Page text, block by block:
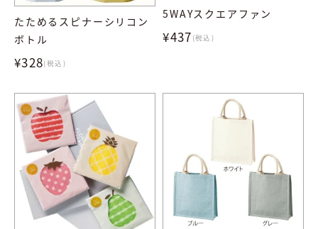
たためるスピナーシリコン
ボトル
¥328(税込)
5WAYスクエアファン
¥437 (税込)